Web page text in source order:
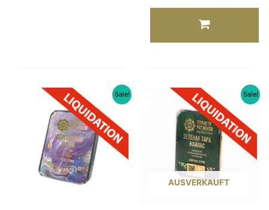
Sale! Sale!
AUSVERKAUFT